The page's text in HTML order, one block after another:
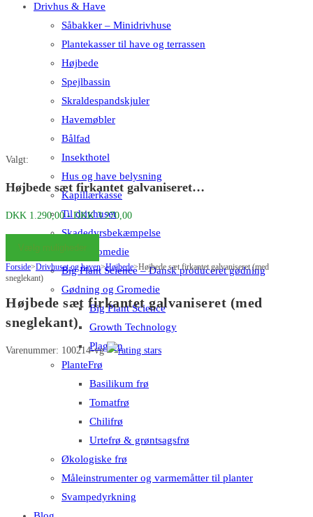
Drivhus & Have
Såbakker – Minidrivhuse
Plantekasser til have og terrassen
Højbede
Spejlbassin
Skraldespandskjuler
Havemøbler
Bålfad
Insekthotel
Hus og have belysning
Kapillærkasse
Til drivhuset
Skadedyrsbekæmpelse
Gødning & Gromedie
Big Plant Science – Dansk produceret gødning
Gødning og Gromedie
Big Plant Science
Growth Technology
Plagron
PlanteFrø
Basilikum frø
Tomatfrø
Chilifrø
Urtefrø & grøntsagsfrø
Økologiske frø
Måleinstrumenter og varmemåtter til planter
Svampedyrkning
Valgt:
Højbede sæt firkantet galvaniseret…
DKK 1.290,00 - DKK3.270,00Prisinterval:
DKK 1.290,00
DKK 3.270,00
Vælg muligheder
Forside>Drivhuset og haven>Højbede>Højbede sæt firkantet galvaniseret (med
sneglekant)
Højbede sæt firkantet galvaniseret (med
sneglekant)
Varenummer: 100214-vg